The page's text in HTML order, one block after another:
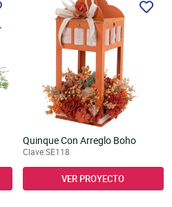
Quinque Con Arreglo Boho
Clave:SE118
VER PROYECTO